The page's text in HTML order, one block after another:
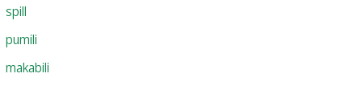
spill
pumili
makabili